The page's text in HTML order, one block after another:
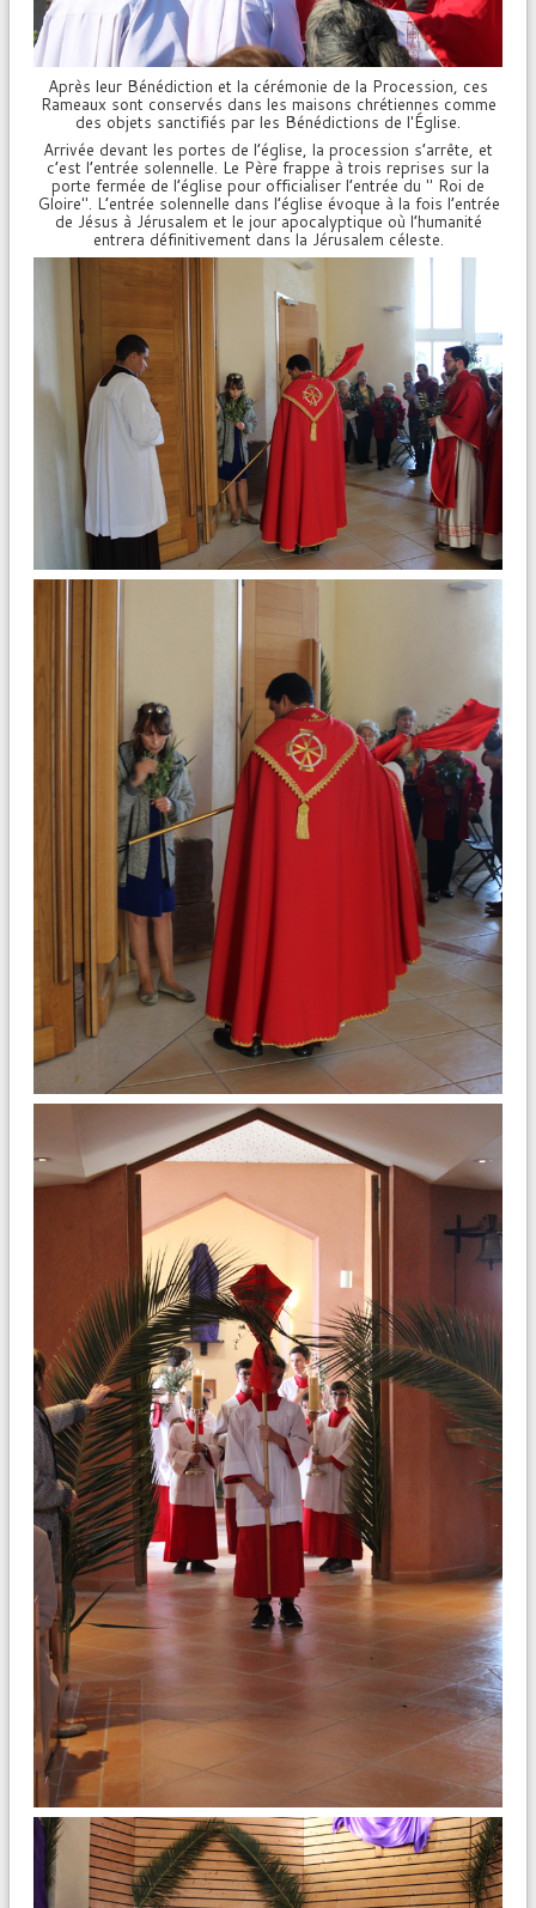
Après leur Bénédiction et la cérémonie de la Procession, ces
Rameaux sont conservés dans les maisons chrétiennes comme
des objets sanctifiés par les Bénédictions de l'Église.
Arrivée devant les portes de l’église, la procession s’arrête, et
c’est l’entrée solennelle. Le Père frappe à trois reprises sur la
porte fermée de l’église pour officialiser l’entrée du " Roi de
Gloire". L’entrée solennelle dans l’église évoque à la fois l’entrée
de Jésus à Jérusalem et le jour apocalyptique où l’humanité
entrera définitivement dans la Jérusalem céleste.